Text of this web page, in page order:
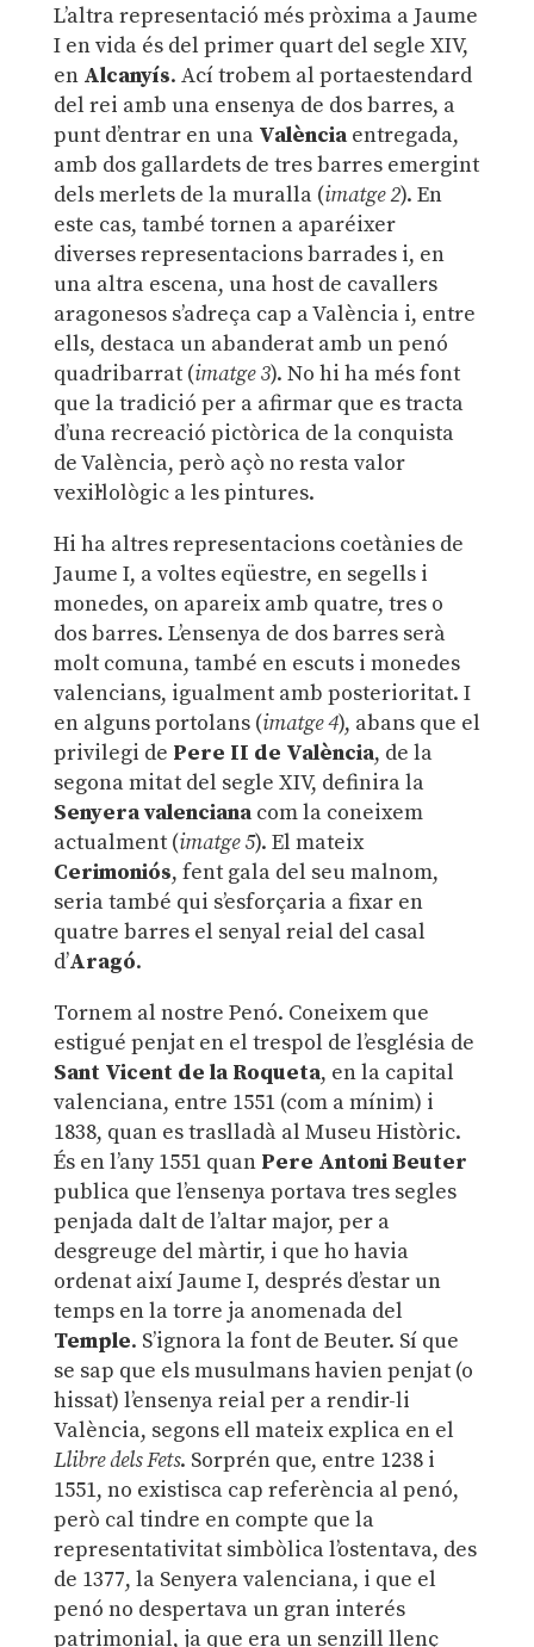
L’altra representació més pròxima a Jaume
I en vida és del primer quart del segle XIV,
en Alcanyís. Ací trobem al portaestendard
del rei amb una ensenya de dos barres, a
punt d’entrar en una Valènciaentregada,
amb dos gallardets de tres barres emergint
dels merlets de la muralla (imatge 2). En
este cas, també tornen a aparéixer
diverses representacions barrades i, en
una altra escena, una host de cavallers
aragonesos s’adreça cap a València i, entre
ells, destaca un abanderat amb un penó
quadribarrat (imatge 3). No hi ha més font
que la tradició per a afirmar que es tracta
d’una recreació pictòrica de la conquista
de València, però açò no resta valor
vexil·lològic a les pintures.
Hi ha altres representacions coetànies de
Jaume I, a voltes eqüestre, en segells i
monedes, on apareix amb quatre, tres o
dos barres. L’ensenya de dos barres serà
molt comuna, també en escuts i monedes
valencians, igualment amb posterioritat. I
en alguns portolans (imatge 4), abans que el
privilegi de Pere II de València, de la
segona mitat del segle XIV, definira la
Senyera valencianacom la coneixem
actualment (imatge 5). El mateix
Cerimoniós, fent gala del seu malnom,
seria també qui s’esforçaria a fixar en
quatre barres el senyal reial del casal
d’Aragó.
Tornem al nostre Penó. Coneixem que
estigué penjat en el trespol de l’església de
Sant Vicent de la Roqueta, en la capital
valenciana, entre 1551 (com a mínim) i
1838, quan es traslladà al Museu Històric.
És en l’any 1551 quan Pere Antoni Beuter
publica que l’ensenya portava tres segles
penjada dalt de l’altar major, per a
desgreuge del màrtir, i que ho havia
ordenat així Jaume I, després d’estar un
temps en la torre ja anomenada del
Temple. S’ignora la font de Beuter. Sí que
se sap que els musulmans havien penjat (o
hissat) l’ensenya reial per a rendir-li
València, segons ell mateix explica en el
Llibre dels Fets. Sorprén que, entre 1238 i
1551, no existisca cap referència al penó,
però cal tindre en compte que la
representativitat simbòlica l’ostentava, des
de 1377, la Senyera valenciana, i que el
penó no despertava un gran interés
patrimonial, ja que era un senzill llenç